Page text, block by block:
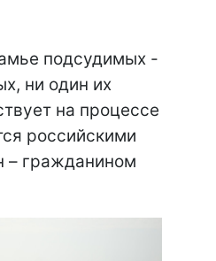
подсудимых -
ни один их
на процессе
российскими
– гражданином